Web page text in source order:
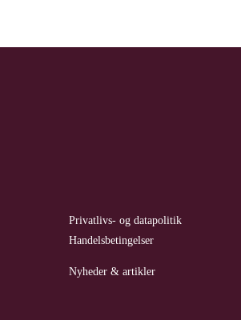
Privatlivs- og datapolitik
Handelsbetingelser
Nyheder & artikler